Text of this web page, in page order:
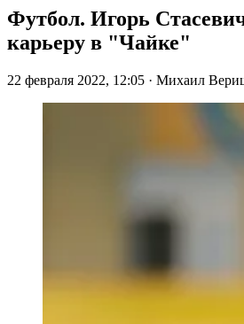
Футбол. Игорь
карьеру в "Чайке"
22 февраля 2022, 12:05 · Михаил